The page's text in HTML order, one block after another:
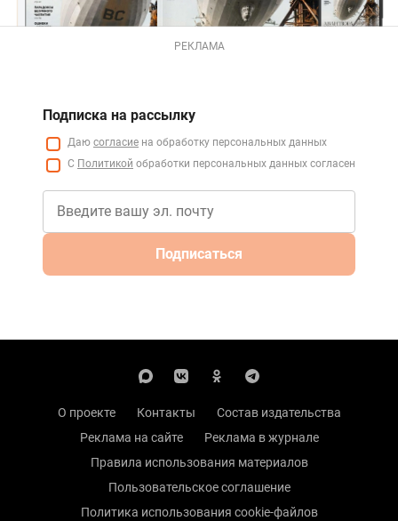
РЕКЛАМА
Подписка на рассылку
Даю согласие на обработку персональных данных
С Политикой обработки персональных данных согласен
Подписаться
О проекте Контакты
Состав издательства
Реклама на сайте
Реклама в журнале
Правила использования материалов
Пользовательское соглашение
Политика использования cookie-файлов